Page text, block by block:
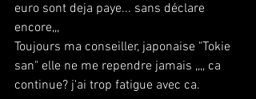
euro sont deja paye... sans déclare
encore,,,
Toujours ma conseiller, japonaise "Tokie
san" elle ne me rependre jamais ,,,, ca
continue? j'ai trop fatigue avec ca.